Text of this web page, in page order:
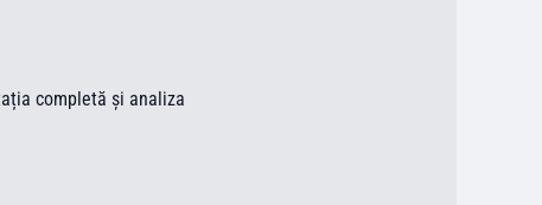
completă și analiza